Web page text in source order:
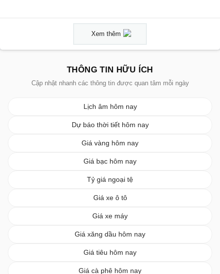
Xem thêm
THÔNG TIN HỮU ÍCH
Cập nhật nhanh các thông tin được quan tâm mỗi ngày
Lịch âm hôm nay
Dự báo thời tiết hôm nay
Giá vàng hôm nay
Giá bạc hôm nay
Tỷ giá ngoại tệ
Giá xe ô tô
Giá xe máy
Giá xăng dầu hôm nay
Giá tiêu hôm nay
Giá cà phê hôm nay